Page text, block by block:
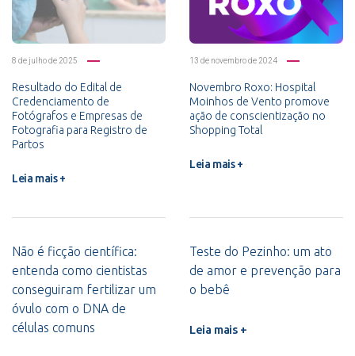
8 de julho de 2025
Resultado do Edital de
Credenciamento de
Fotógrafos e Empresas de
Fotografia para Registro de
Partos
Leia mais +
13 de novembro de 2024
Novembro Roxo: Hospital
Moinhos de Vento promove
ação de conscientização no
Shopping Total
Leia mais +
Não é ficção científica:
entenda como cientistas
conseguiram fertilizar um
óvulo com o DNA de
células comuns
Teste do Pezinho: um ato
de amor e prevenção para
o bebê
Leia mais +